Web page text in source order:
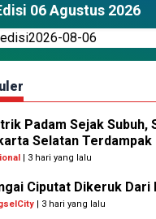
06 Agustus 2026
Padam Sejak Subuh,
Selatan Terdampak
| 3 hari yang lalu
Ciputat Dikeruk Dari
| 3 hari yang lalu